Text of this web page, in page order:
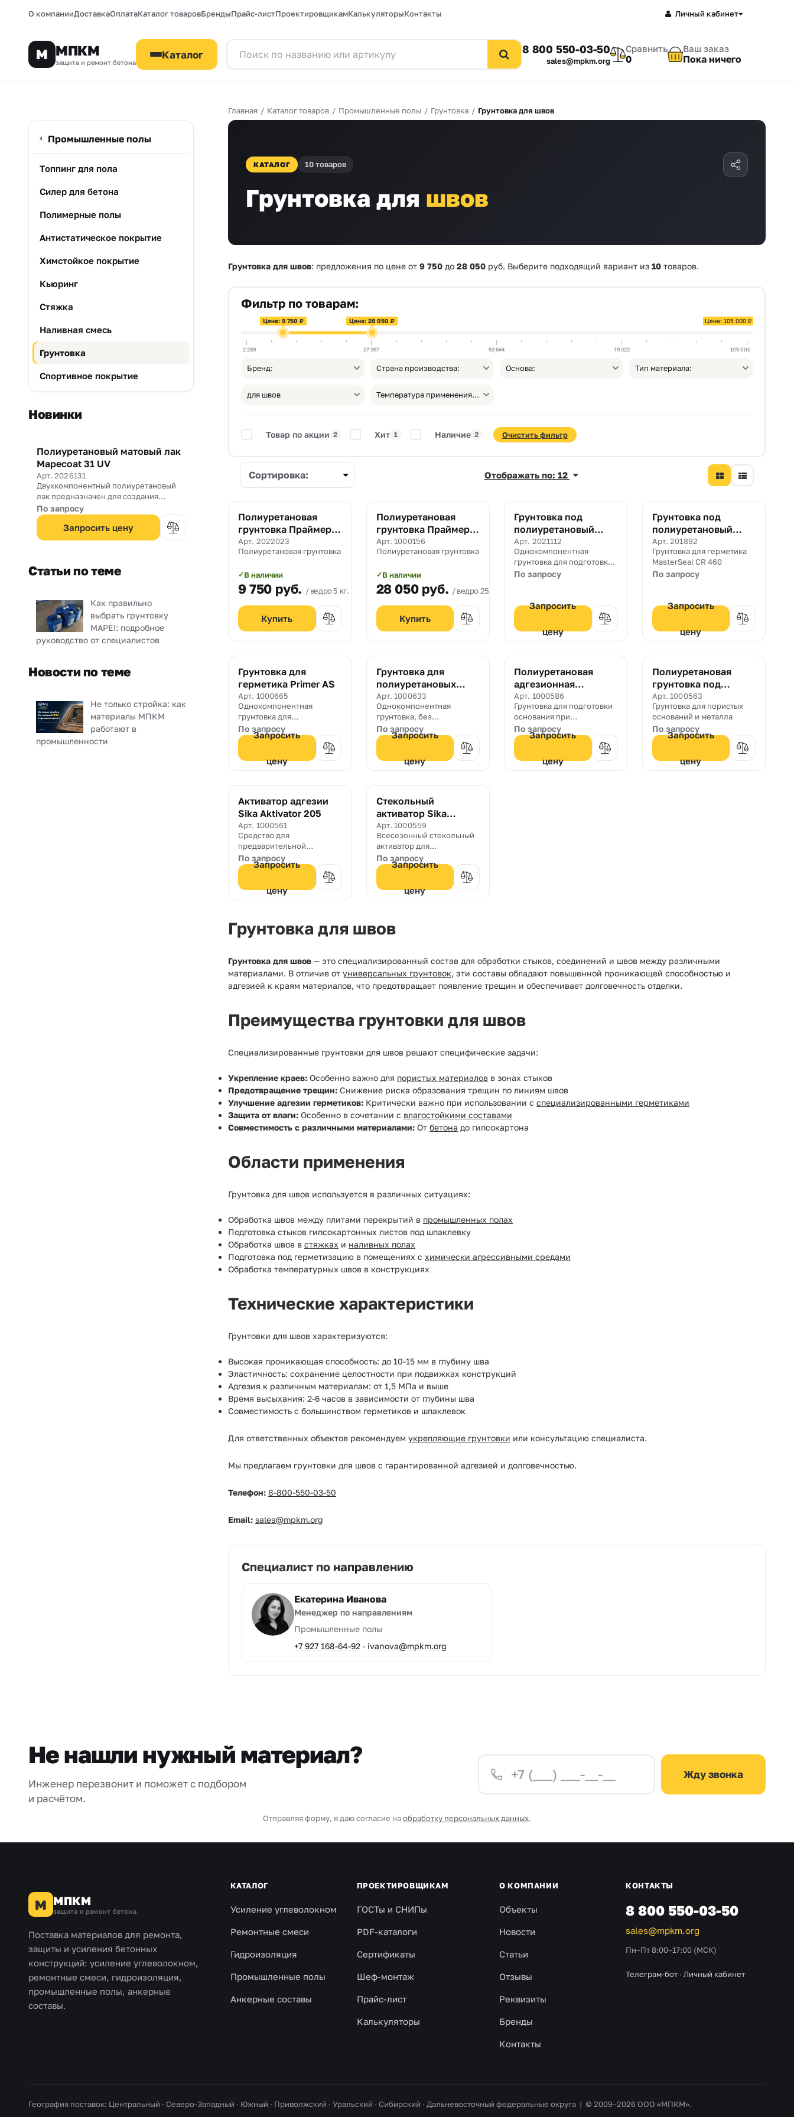
О компанииДоставкаОплатаКаталог товаровБрендыПрайс-листПроектировщикамКалькуляторыКонтакты Личный кабинет
М МПКМ
защита и ремонт бетона
Каталог 8 800 550-03-50
sales@mpkm.org
Сравнить
0
Ваш заказ
Пока ничего
Промышленные полы
Топпинг для пола
Силер для бетона
Полимерные полы
Антистатическое покрытие
Химстойкое покрытие
Кьюринг
Стяжка
Наливная смесь
Грунтовка
Спортивное покрытие
Новинки
Новинка
Полиуретановый матовый лак
Mapecoat 31 UV
Арт. 2026131
Двухкомпонентный полиуретановый
лак предназначен для создания
прозрачного матового покрытия с
высокой износостойкостью,
химической стойкостью и
устойчивостью к ультрафиолетовому
По запросу
Запросить цену
Статьи по теме
Как правильно
выбрать грунтовку
MAPEI: подробное
руководство от специалистов
Новости по теме
Не только стройка: как
материалы МПКМ
работают в
промышленности
Главная / Каталог товаров / Промышленные полы / Грунтовка / Грунтовка для швов
КАТАЛОГ 10 товаров
Грунтовка для швов
Грунтовка для швов: предложения по цене от 9 750 до 28 050 руб. Выберите подходящий вариант из 10 товаров.
Фильтр по товарам:
Цена: 105 000 ₽
Цена: 9 750 ₽ Цена: 28 050 ₽
2 289 27 967 53 644 79 322 105 000
Бренд: Страна производства: Основа: Тип материала:
для швов Температура применения, от °С:
Товар по акции 2 Хит 1 Наличие 2 Очистить фильтр
Сортировка: Отображать по: 12
Полиуретановая
грунтовка Праймер
1101 ведро 5 кг.
Арт. 2022023
Полиуретановая грунтовка
✓В наличии
9 750 руб. ведро 5 кг.
Хит
Полиуретановая
грунтовка Праймер
1101
Арт. 1000156
Полиуретановая грунтовка
✓В наличии
28 050руб. ведро 25 кг.
Грунтовка под
полиуретановый
герметик MasterSeal
P 147
Арт. 2021112
Однокомпонентная
грунтовка для подготовки
основания при
По запросу
Запросить
цену
Грунтовка под
полиуретановый
герметик MasterSeal
P 460
Арт. 201892
Грунтовка для герметика
MasterSeal CR 460
По запросу
Запросить
цену
Грунтовка для
герметика Primer AS
Арт. 1000665
Однокомпонентная
грунтовка для
впитывающих
поверхностей
По запросу
Запросить
цену
Грунтовка для
полиуретановых
герметиков Primer M
Арт. 1000633
Однокомпонентная
грунтовка, без
содержания
растворителей, для
герметиков, для
впитывающих и
По запросу
Запросить
цену
Полиуретановая
адгезионная
грунтовка PCI
Elastoprimer 110
Арт. 1000586
Грунтовка для подготовки
основания при
герметизации швов.
По запросу
Запросить
цену
Полиуретановая
грунтовка под
герметик Sika Primer
3N
Арт. 1000563
Грунтовка для пористых
оснований и металла
По запросу
Запросить
цену
Активатор адгезии
Sika Aktivator 205
Арт. 1000561
Средство для
предварительной
подготовки не пористых
поверхностей.
По запросу
Запросить
цену
Стекольный
активатор Sika
Aktivator PRO
Арт. 1000559
Всесезонный стекольный
активатор для
беспраймерной вклейки.
По запросу
Запросить
цену
Грунтовка для швов
Грунтовка для швов — это специализированный состав для обработки стыков, соединений и швов между различными
материалами. В отличие от универсальных грунтовок, эти составы обладают повышенной проникающей способностью и
адгезией к краям материалов, что предотвращает появление трещин и обеспечивает долговечность отделки.
Преимущества грунтовки для швов
Специализированные грунтовки для швов решают специфические задачи:
Укрепление краев: Особенно важно для пористых материалов в зонах стыков
Предотвращение трещин: Снижение риска образования трещин по линиям швов
Улучшение адгезии герметиков: Критически важно при использовании с специализированными герметиками
Защита от влаги: Особенно в сочетании с влагостойкими составами
Совместимость с различными материалами: От бетона до гипсокартона
Области применения
Грунтовка для швов используется в различных ситуациях:
Обработка швов между плитами перекрытий в промышленных полах
Подготовка стыков гипсокартонных листов под шпаклевку
Обработка швов в стяжках и наливных полах
Подготовка под герметизацию в помещениях с химически агрессивными средами
Обработка температурных швов в конструкциях
Технические характеристики
Грунтовки для швов характеризуются:
Высокая проникающая способность: до 10-15 мм в глубину шва
Эластичность: сохранение целостности при подвижках конструкций
Адгезия к различным материалам: от 1,5 МПа и выше
Время высыхания: 2-6 часов в зависимости от глубины шва
Совместимость с большинством герметиков и шпаклевок
Для ответственных объектов рекомендуем укрепляющие грунтовки или консультацию специалиста.
Мы предлагаем грунтовки для швов с гарантированной адгезией и долговечностью.
Телефон: 8-800-550-03-50
Email: sales@mpkm.org
Специалист по направлению
Екатерина Иванова
Менеджер по направлениям
Промышленные полы
+7 927 168-64-92 · ivanova@mpkm.org
Не нашли нужный материал?
Инженер перезвонит и поможет с подбором
и расчётом.
Жду звонка
Отправляя форму, я даю согласие наобработку персональных данных.
М МПКМ
защита и ремонт бетона
Поставка материалов для ремонта,
защиты и усиления бетонных
конструкций: усиление углеволокном,
ремонтные смеси, гидроизоляция,
промышленные полы, анкерные
составы.
КАТАЛОГ
Усиление углеволокном
Ремонтные смеси
Гидроизоляция
Промышленные полы
Анкерные составы
ПРОЕКТИРОВЩИКАМ
ГОСТы и СНИПы
PDF-каталоги
Сертификаты
Шеф-монтаж
Прайс-лист
Калькуляторы
О КОМПАНИИ
Объекты
Новости
Статьи
Отзывы
Реквизиты
Бренды
Контакты
КОНТАКТЫ
8 800 550-03-50
sales@mpkm.org
Пн–Пт 8:00–17:00 (МСК)
Телеграм-бот · Личный кабинет
География поставок: Центральный · Северо-Западный · Южный · Приволжский · Уральский · Сибирский · Дальневосточный федеральные округа | © 2009–2026 ООО «МПКМ».